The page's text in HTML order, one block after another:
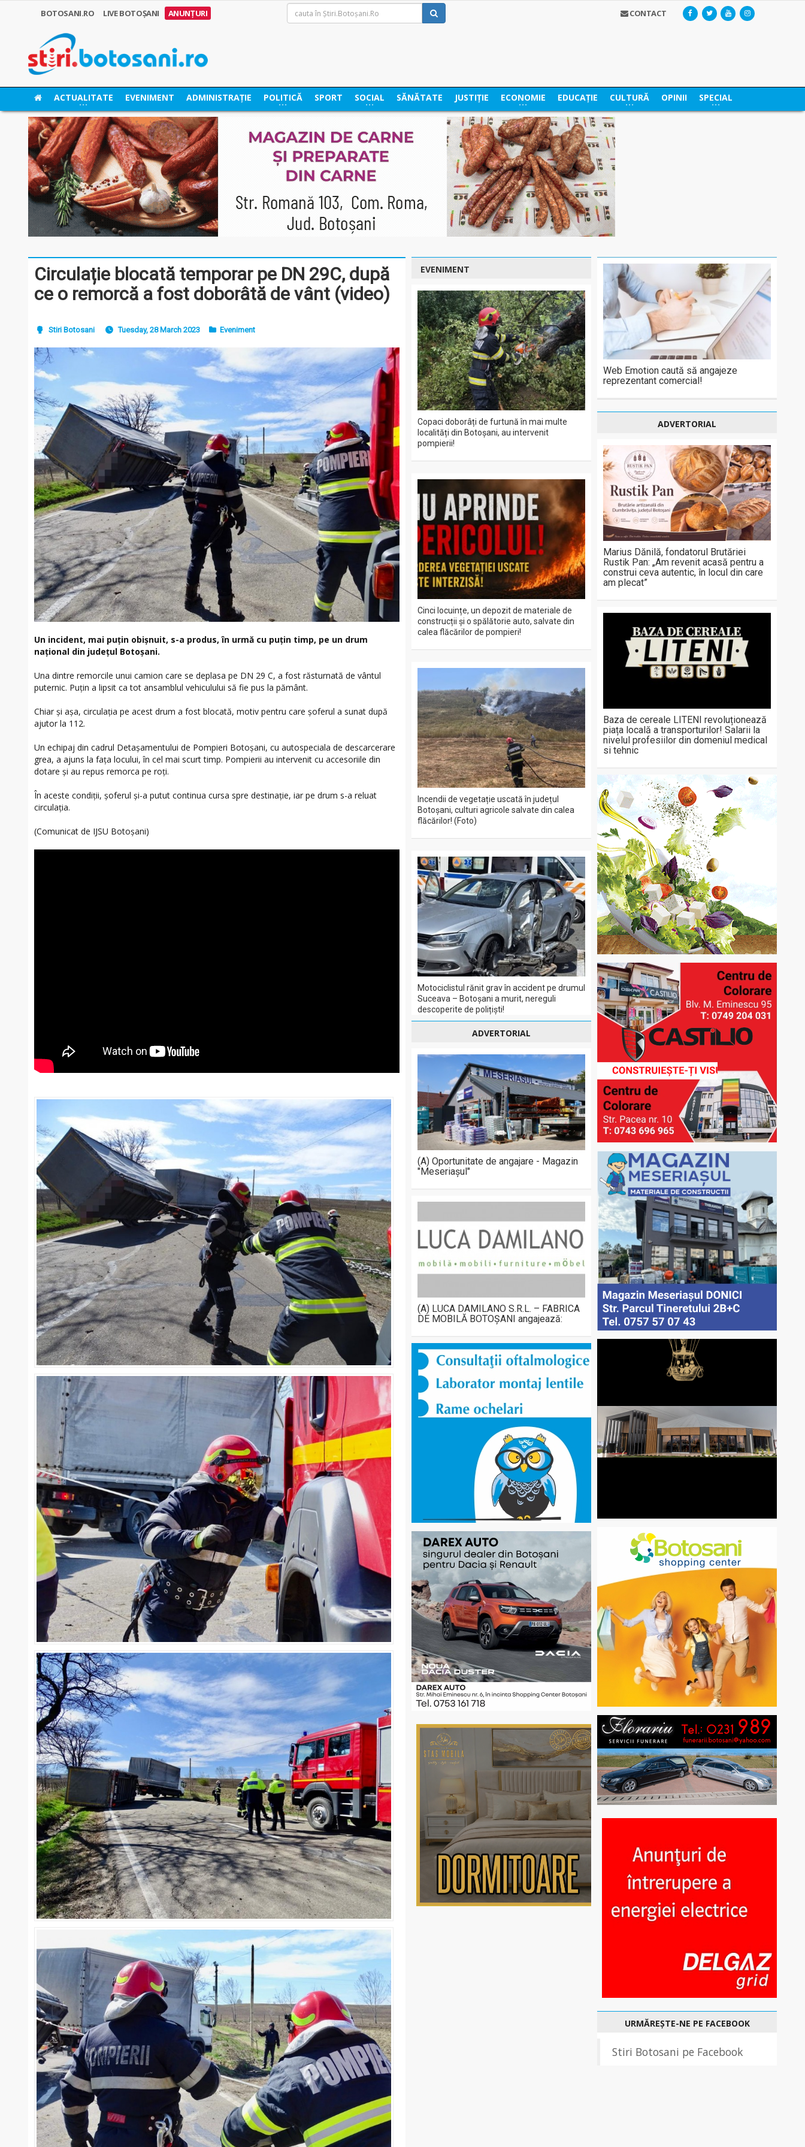
BOTOSANI.RO LIVE BOTOȘANI ANUNȚURI CONTACT
ACTUALITATE EVENIMENT ADMINISTRAȚIE POLITICĂ SPORT SOCIAL SĂNĂTATE JUSTIȚIE ECONOMIE EDUCAȚIE CULTURĂ OPINII SPECIAL
Circulație blocată temporar pe DN 29C, după
ce o remorcă a fost doborâtă de vânt (video)
Stiri Botosani Tuesday, 28 March 2023 Eveniment
Un incident, mai puțin obișnuit, s-a produs, în urmă cu puțin timp, pe un drum
național din județul Botoșani.
Una dintre remorcile unui camion care se deplasa pe DN 29 C, a fost răsturnată de vântul
puternic. Puțin a lipsit ca tot ansamblul vehiculului să fie pus la pământ.
Chiar și așa, circulația pe acest drum a fost blocată, motiv pentru care șoferul a sunat după
ajutor la 112.
Un echipaj din cadrul Detașamentului de Pompieri Botoșani, cu autospeciala de descarcerare
grea, a ajuns la fața locului, în cel mai scurt timp. Pompierii au intervenit cu accesoriile din
dotare și au repus remorca pe roți.
În aceste condiții, șoferul și-a putut continua cursa spre destinație, iar pe drum s-a reluat
circulația.
(Comunicat de IJSU Botoșani)
EVENIMENT
Copaci doborâți de furtună în mai multe
localități din Botoșani, au intervenit
pompierii!
Cinci locuințe, un depozit de materiale de
construcții și o spălătorie auto, salvate din
calea flăcărilor de pompieri!
Incendii de vegetație uscată în județul
Botoșani, culturi agricole salvate din calea
flăcărilor! (Foto)
Motociclistul rănit grav în accident pe drumul
Suceava – Botoșani a murit, nereguli
descoperite de polițiști!
ADVERTORIAL
(A) Oportunitate de angajare - Magazin
"Meseriașul"
(A) LUCA DAMILANO S.R.L. – FABRICA
DE MOBILĂ BOTOȘANI angajează:
Web Emotion caută să angajeze
reprezentant comercial!
ADVERTORIAL
Marius Dănilă, fondatorul Brutăriei
Rustik Pan: „Am revenit acasă pentru a
construi ceva autentic, în locul din care
am plecat”
Baza de cereale LITENI revoluționează
piața locală a transporturilor! Salarii la
nivelul profesiilor din domeniul medical
si tehnic
URMĂREȘTE-NE PE FACEBOOK
Stiri Botosani pe Facebook